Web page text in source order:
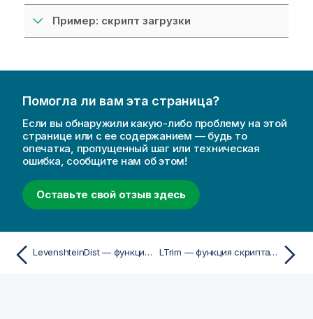
Пример: скрипт загрузки
Помогла ли вам эта страница?
Если вы обнаружили какую-либо проблему на этой
странице или с ее содержанием — будь то
опечатка, пропущенный шаг или техническая
ошибка, сообщите нам об этом!
Оставьте свой отзыв здесь
LevenshteinDist — функция скриптa и диаграммы LTrim — функция скриптa и диаграммы